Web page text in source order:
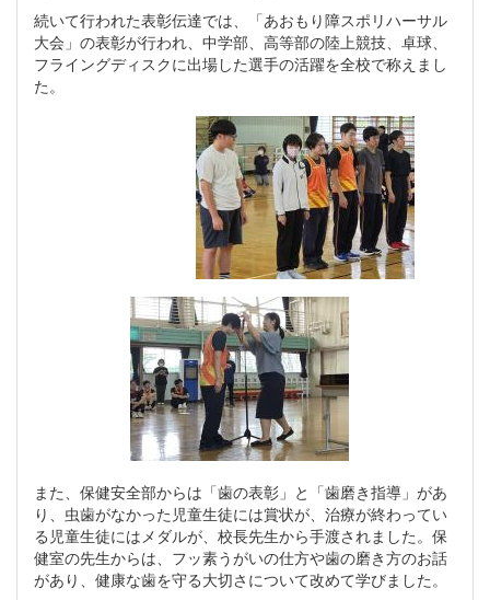
続いて行われた表彰伝達では、「あおもり障スポリハーサル
大会」の表彰が行われ、中学部、高等部の陸上競技、卓球、
フライングディスクに出場した選手の活躍を全校で称えまし
た。
また、保健安全部からは「歯の表彰」と「歯磨き指導」があ
り、虫歯がなかった児童生徒には賞状が、治療が終わってい
る児童生徒にはメダルが、校長先生から手渡されました。保
健室の先生からは、フッ素うがいの仕方や歯の磨き方のお話
があり、健康な歯を守る大切さについて改めて学びました。